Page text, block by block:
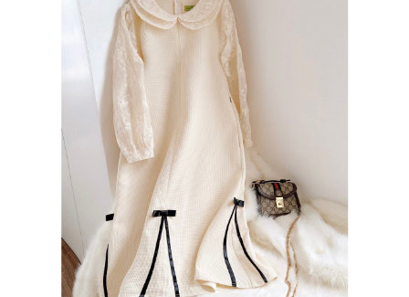
Mã giảm giá:
Ngày hết hạn:
Điều kiện: